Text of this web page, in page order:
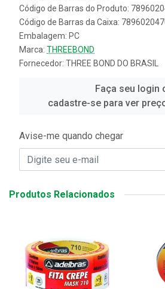
Código de Barras do Produto:
Código de Barras da Caixa:
Embalagem: PC
Marca: THREEBOND
Fornecedor: THREE BOND DO BRASIL
Faça seu login
cadastre-se para ver
Avise-me quando chegar
Produtos Relacionados